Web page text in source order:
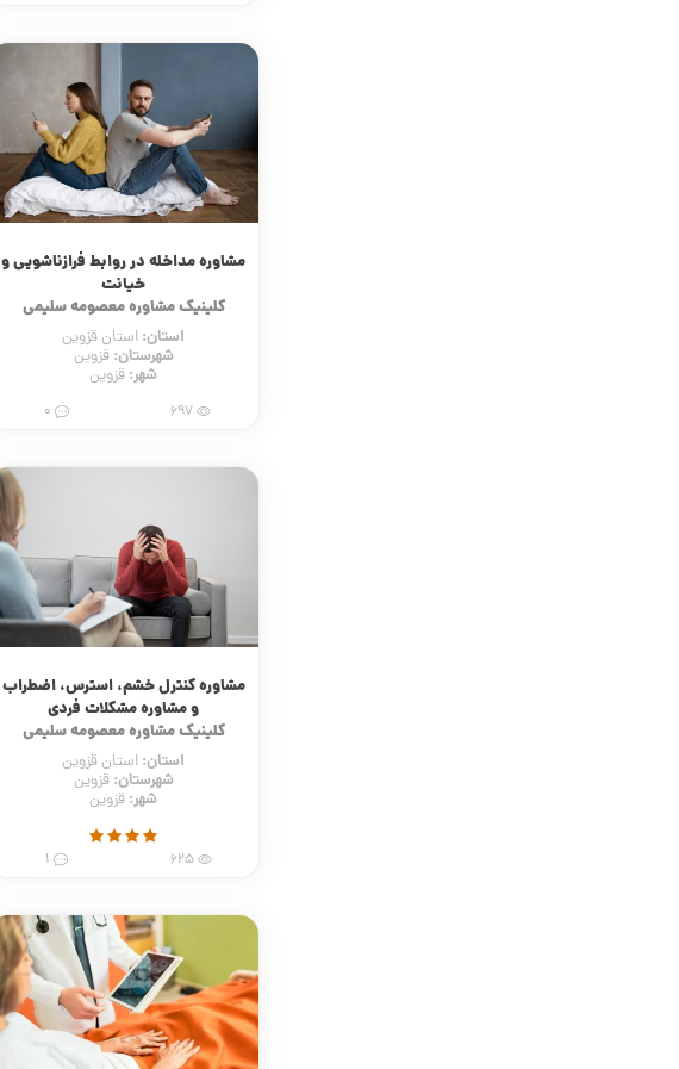
مشاوره مداخله در روابط فرازناشویی و
خیانت
کلینیک مشاوره معصومه سلیمی
استان: استان قزوین
شهرستان:قزوین
شهر: قزوین
697
مشاوره کنترل خشم، استرس، اضطراب
و مشاوره مشکلات فردی
کلینیک مشاوره معصومه سلیمی
استان: استان قزوین
شهرستان:قزوین
شهر: قزوین
625